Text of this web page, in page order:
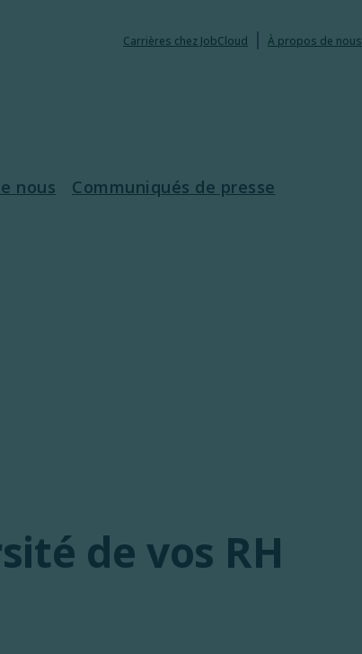
Carrières chez JobCloud​ À propos de nous
nous Communiqués de presse
de vos RH